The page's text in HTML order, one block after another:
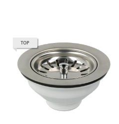
TOP